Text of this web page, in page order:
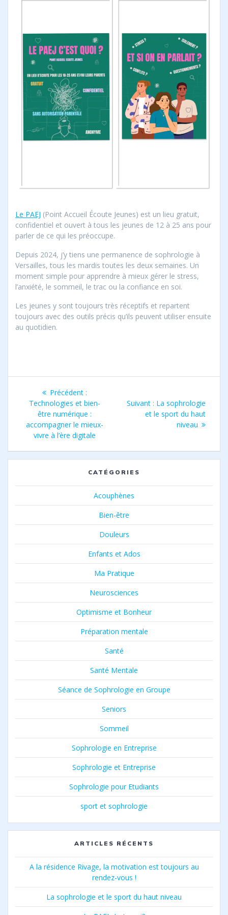
Le PAEJ (Point Accueil Écoute Jeunes) est un lieu gratuit,
confidentiel et ouvert à tous les jeunes de 12 à 25 ans pour
parler de ce qui les préoccupe.
Depuis 2024, j’y tiens une permanence de sophrologie à
Versailles, tous les mardis toutes les deux semaines. Un
moment simple pour apprendre à mieux gérer le stress,
l’anxiété, le sommeil, le trac ou la confiance en soi.
Les jeunes y sont toujours très réceptifs et repartent
toujours avec des outils précis qu’ils peuvent utiliser ensuite
au quotidien.
Navigation
l’article
Précédent :Article
précédent
:
Technologies et bien-
être numérique :
accompagner le mieux-
vivre à l’ère digitale
Suivant : Article
suivant
La sophrologie
et le sport du haut
niveau
CATÉGORIES
Acouphènes
Bien-être
Douleurs
Enfants et Ados
Ma Pratique
Neurosciences
Optimisme et Bonheur
Préparation mentale
Santé
Santé Mentale
Séance de Sophrologie en Groupe
Seniors
Sommeil
Sophrologie en Entreprise
Sophrologie et Entreprise
Sophrologie pour Etudiants
sport et sophrologie
ARTICLES RÉCENTS
A la résidence Rivage, la motivation est toujours au
rendez-vous !
La sophrologie et le sport du haut niveau